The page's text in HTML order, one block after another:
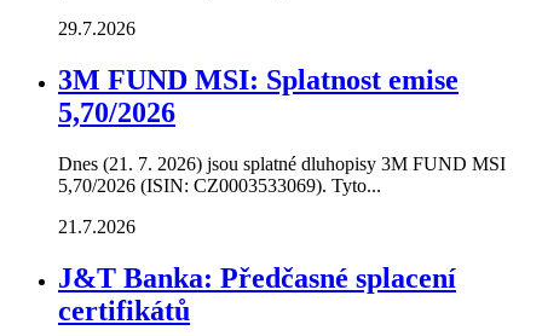
29.7.2026
3M FUND MSI: Splatnost emise
5,70/2026
Dnes (21. 7. 2026) jsou splatné dluhopisy 3M FUND MSI
5,70/2026 (ISIN: CZ0003533069). Tyto...
21.7.2026
J&T Banka: Předčasné splacení
certifikátů